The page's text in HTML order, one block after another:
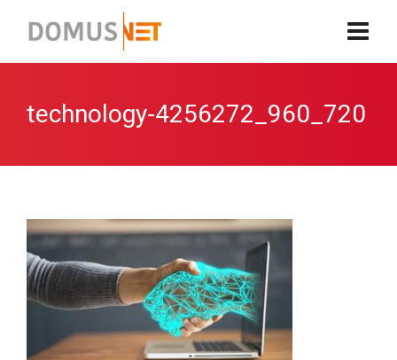
technology-4256272_960_720